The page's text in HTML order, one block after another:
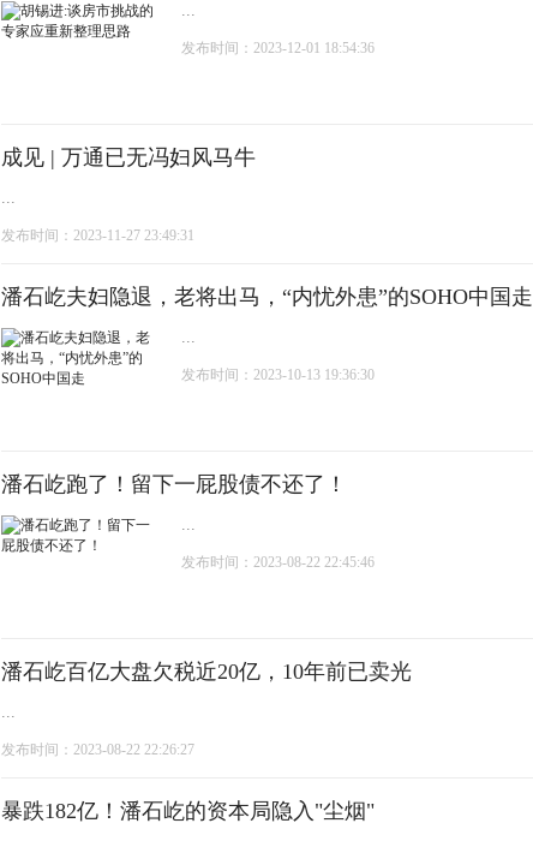
...
发布时间：2023-12-01 18:54:36
成见 | 万通已无冯妇风马牛
...
发布时间：2023-11-27 23:49:31
潘石屹夫妇隐退，老将出马，“内忧外患”的SOHO中国走
...
发布时间：2023-10-13 19:36:30
潘石屹跑了！留下一屁股债不还了！
...
发布时间：2023-08-22 22:45:46
潘石屹百亿大盘欠税近20亿，10年前已卖光
...
发布时间：2023-08-22 22:26:27
暴跌182亿！潘石屹的资本局隐入"尘烟"